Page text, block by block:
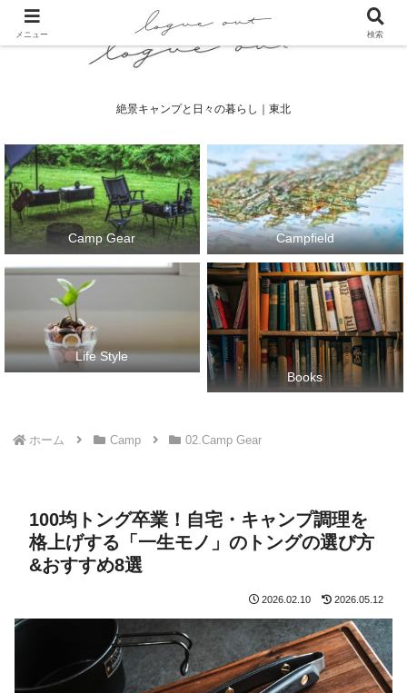
絶景キャンプと日々の暮らし｜東北
Camp Gear Campfield
Life Style
Books
ホーム Camp 02.Camp Gear
100均トング卒業！自宅・キャンプ調理を
格上げする「一生モノ」のトングの選び方
&おすすめ8選
2026.02.10 2026.05.12
メニュー 検索